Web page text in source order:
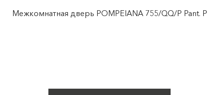
Межкомнатная дверь POMPEIANA 755/QQ/P Pant. P